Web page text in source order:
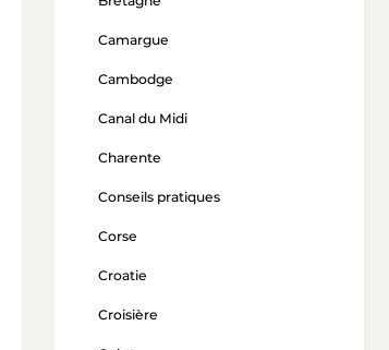
Camargue
Cambodge
Canal du Midi
Charente
Conseils pratiques
Corse
Croatie
Croisière